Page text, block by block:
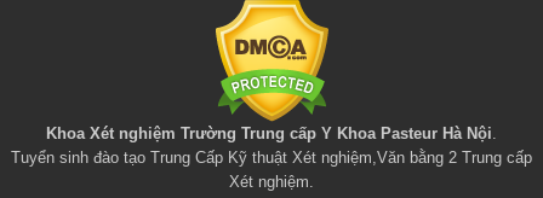
Khoa Xét nghiệm Trường Trung cấp Y Khoa Pasteur Hà Nội.
Tuyển sinh đào tạo Trung Cấp Kỹ thuật Xét nghiệm,Văn bằng 2 Trung cấp
Xét nghiệm.